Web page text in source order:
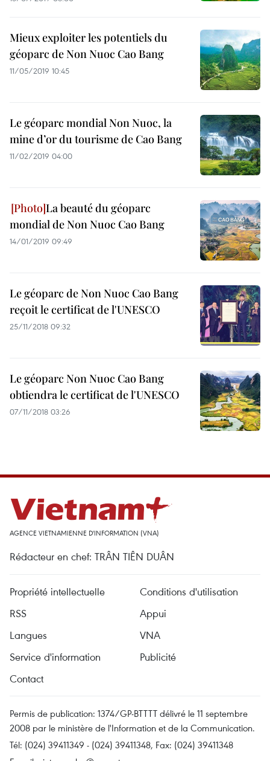
Mieux exploiter les potentiels du
géoparc de Non Nuoc Cao Bang
11/05/2019 10:45
Le géoparc mondial Non Nuoc, la
mine d’or du tourisme de Cao Bang
11/02/2019 04:00
La beauté du géoparc
mondial de Non Nuoc Cao Bang
14/01/2019 09:49
Le géoparc de Non Nuoc Cao Bang
reçoit le certificat de l'UNESCO
25/11/2018 09:32
Le géoparc Non Nuoc Cao Bang
obtiendra le certificat de l'UNESCO
07/11/2018 03:26
AGENCE VIETNAMIENNE D'INFORMATION (VNA)
Rédacteur en chef: TRÂN TIÊN DUÂN
Propriété intellectuelle
Conditions d'utilisation
RSS
Appui
Langues
VNA
Service d'information
Publicité
Contact
Permis de publication: 1374/GP-BTTTT délivré le 11 septembre
2008 par le ministère de l'Information et de la Communication.
Tél: (024) 39411349 - (024) 39411348, Fax: (024) 39411348